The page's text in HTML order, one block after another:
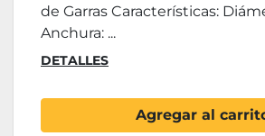
de Garras Características:
Anchura: ...
DETALLES
Agregar al